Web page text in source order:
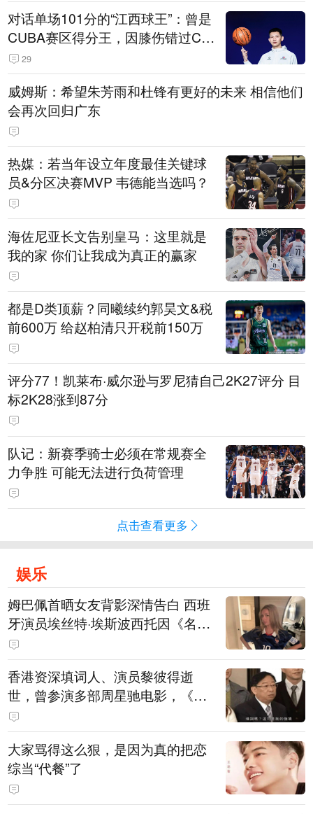
对话单场101分的“江西球王”：曾是
CUBA赛区得分王，因膝伤错过CB
A选秀
29
威姆斯：希望朱芳雨和杜锋有更好的未来 相信他们
会再次回归广东
热媒：若当年设立年度最佳关键球
员&分区决赛MVP 韦德能当选吗？
海佐尼亚长文告别皇马：这里就是
我的家 你们让我成为真正的赢家
都是D类顶薪？同曦续约郭昊文&税
前600万 给赵柏清只开税前150万
评分77！凯莱布·威尔逊与罗尼猜自己2K27评分 目
标2K28涨到87分
队记：新赛季骑士必须在常规赛全
力争胜 可能无法进行负荷管理
点击查看更多
娱乐
姆巴佩首晒女友背影深情告白 西班
牙演员埃丝特·埃斯波西托因《名校
风暴》走红
香港资深填词人、演员黎彼得逝
世，曾参演多部周星驰电影，《财
神到》由他填词
大家骂得这么狠，是因为真的把恋
综当“代餐”了